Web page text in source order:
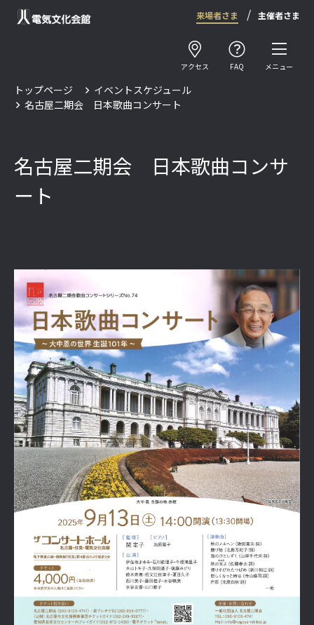
アクセス FAQ メニュー
来場者さま 主催者さま
トップページ
イベントスケジュール
名古屋二期会 日本歌曲コンサート
名古屋二期会 日本歌曲コンサ
ート